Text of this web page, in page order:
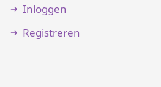
Inloggen
Registreren